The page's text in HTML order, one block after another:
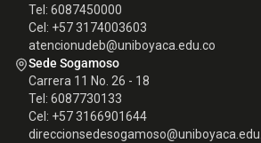
Tel: 6087450000
Cel: +57 3174003603
atencionudeb@uniboyaca.edu.co
Sede Sogamoso
Carrera 11 No. 26 - 18
Tel: 6087730133
Cel: +57 3166901644